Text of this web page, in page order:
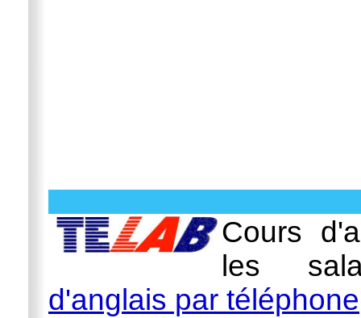
Cours
les
d'anglais par téléphone